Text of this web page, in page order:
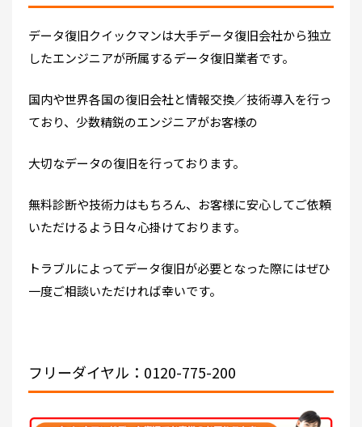
データ復旧クイックマンは大手データ復旧会社から独立
したエンジニアが所属するデータ復旧業者です。
国内や世界各国の復旧会社と情報交換／技術導入を行っ
ており、少数精鋭のエンジニアがお客様の
大切なデータの復旧を行っております。
無料診断や技術力はもちろん、お客様に安心してご依頼
いただけるよう日々心掛けております。
トラブルによってデータ復旧が必要となった際にはぜひ
一度ご相談いただければ幸いです。
フリーダイヤル：0120-775-200